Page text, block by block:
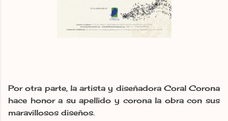
Por otra parte, la artista y diseñadora Coral Corona
hace honor a su apellido y corona la obra con sus
maravillosos diseños.